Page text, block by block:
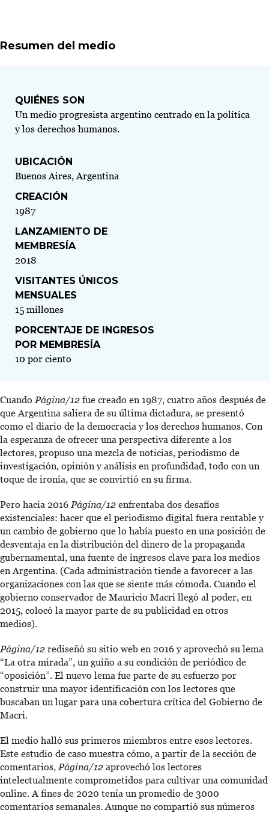
Resumen del medio
QUIÉNES SON
Un medio progresista argentino centrado en la política
y los derechos humanos.
UBICACIÓN
Buenos Aires, Argentina
CREACIÓN
1987
LANZAMIENTO DE
MEMBRESÍA
2018
VISITANTES ÚNICOS
MENSUALES
15 millones
PORCENTAJE DE INGRESOS
POR MEMBRESÍA
10 por ciento
Cuando Página/12 fue creado en 1987, cuatro años después de
que Argentina saliera de su última dictadura, se presentó
como el diario de la democracia y los derechos humanos. Con
la esperanza de ofrecer una perspectiva diferente a los
lectores, propuso una mezcla de noticias, periodismo de
investigación, opinión y análisis en profundidad, todo con un
toque de ironía, que se convirtió en su firma.
Pero hacia 2016 Página/12 enfrentaba dos desafíos
existenciales: hacer que el periodismo digital fuera rentable y
un cambio de gobierno que lo había puesto en una posición de
desventaja en la distribución del dinero de la propaganda
gubernamental, una fuente de ingresos clave para los medios
en Argentina. (Cada administración tiende a favorecer a las
organizaciones con las que se siente más cómoda. Cuando el
gobierno conservador de Mauricio Macri llegó al poder, en
2015, colocó la mayor parte de su publicidad en otros
medios).
Página/12 rediseñó su sitio web en 2016 y aprovechó su lema
“La otra mirada”, un guiño a su condición de periódico de
“oposición”. El nuevo lema fue parte de su esfuerzo por
construir una mayor identificación con los lectores que
buscaban un lugar para una cobertura crítica del Gobierno de
Macri.
El medio halló sus primeros miembros entre esos lectores.
Este estudio de caso muestra cómo, a partir de la sección de
comentarios, Página/12 aprovechó los lectores
intelectualmente comprometidos para cultivar una comunidad
online. A fines de 2020 tenía un promedio de 3000
comentarios semanales. Aunque no compartió sus números